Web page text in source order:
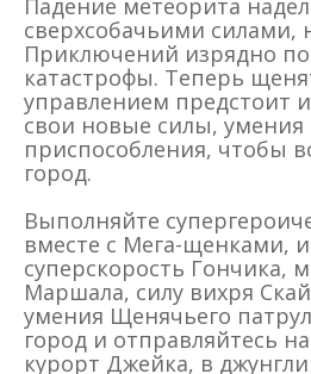
сверхсобачьими силами,
Приключений изрядно
катастрофы. Теперь
управлением предстоит
свои новые силы, умения
приспособления, чтобы
город.
Выполняйте
вместе с Мега-щенками,
суперскорость Гончика,
Маршала, силу вихря
умения Щенячьего
город и отправляйтесь
курорт Джейка, в